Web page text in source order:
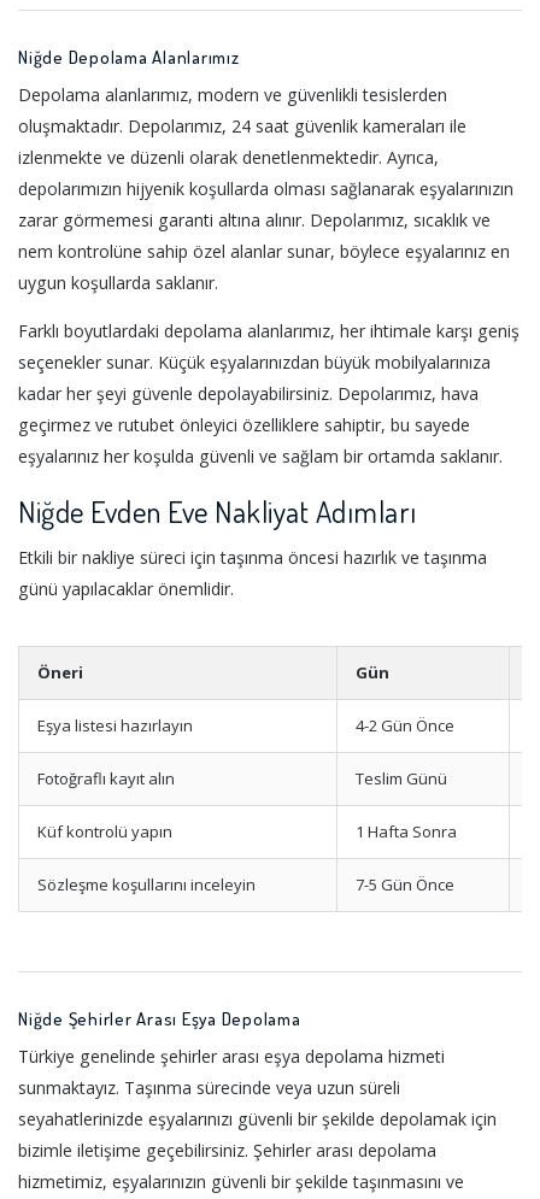
Niğde Depolama Alanlarımız
Depolama alanlarımız, modern ve güvenlikli tesislerden
oluşmaktadır. Depolarımız, 24 saat güvenlik kameraları ile
izlenmekte ve düzenli olarak denetlenmektedir. Ayrıca,
depolarımızın hijyenik koşullarda olması sağlanarak eşyalarınızın
zarar görmemesi garanti altına alınır. Depolarımız, sıcaklık ve
nem kontrolüne sahip özel alanlar sunar, böylece eşyalarınız en
uygun koşullarda saklanır.
Farklı boyutlardaki depolama alanlarımız, her ihtimale karşı geniş
seçenekler sunar. Küçük eşyalarınızdan büyük mobilyalarınıza
kadar her şeyi güvenle depolayabilirsiniz. Depolarımız, hava
geçirmez ve rutubet önleyici özelliklere sahiptir, bu sayede
eşyalarınız her koşulda güvenli ve sağlam bir ortamda saklanır.
Niğde Evden Eve Nakliyat Adımları
Etkili bir nakliye süreci için taşınma öncesi hazırlık ve taşınma
günü yapılacaklar önemlidir.
Öneri Gün
Eşya listesi hazırlayın 4-2 Gün Önce
Fotoğraflı kayıt alın Teslim Günü
Küf kontrolü yapın 1 Hafta Sonra
Sözleşme koşullarını inceleyin 7-5 Gün Önce
Niğde Şehirler Arası Eşya Depolama
Türkiye genelinde şehirler arası eşya depolama hizmeti
sunmaktayız. Taşınma sürecinde veya uzun süreli
seyahatlerinizde eşyalarınızı güvenli bir şekilde depolamak için
bizimle iletişime geçebilirsiniz. Şehirler arası depolama
hizmetimiz, eşyalarınızın güvenli bir şekilde taşınmasını ve